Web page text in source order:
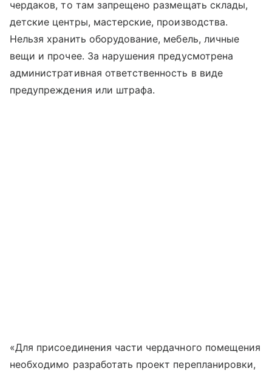
чердаков, то там запрещено размещать склады,
детские центры, мастерские, производства.
Нельзя хранить оборудование, мебель, личные
вещи и прочее. За нарушения предусмотрена
административная ответственность в виде
предупреждения или штрафа.
«Для присоединения части чердачного помещения
необходимо разработать проект перепланировки,